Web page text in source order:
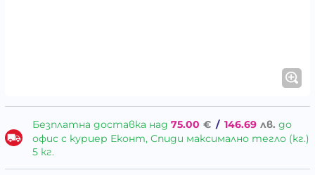
Безплатна доставка над 75.00 € / 146.69 лв. до
офис с куриер Еконт, Спиди максимално тегло (кг.)
5 кг.